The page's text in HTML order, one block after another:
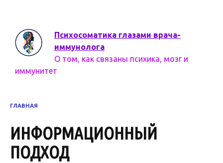
Психосоматика глазами врача-
иммунолога
О том, как связаны психика, мозг и
иммунитет
ГЛАВНАЯ
ИНФОРМАЦИОННЫЙ
ПОДХОД